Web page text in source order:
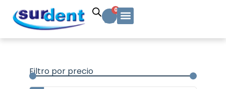
contenido
0
Carrito
Filtro por precio